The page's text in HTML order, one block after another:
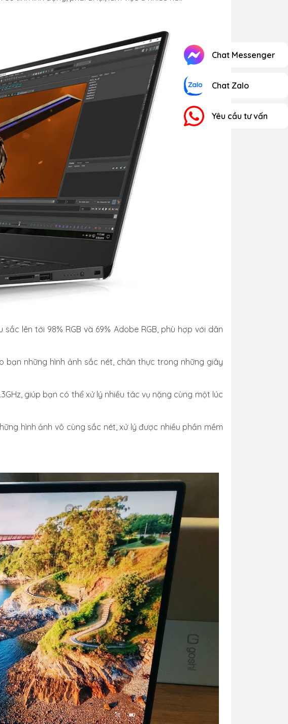
lên tới 98% RGB và 69% Adobe RGB, phù hợp với dân
những hình ảnh sắc nét, chân thực trong những giây
giúp bạn có thể xử lý nhiều tác vụ nặng cùng một lúc
hình ảnh vô cùng sắc nét, xử lý được nhiều phần mềm
Chat Messenger
Chat Zalo
Yêu cầu tư vấn